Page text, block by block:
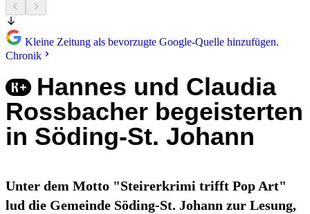
Kleine Zeitung als bevorzugte Google-Quelle hinzufügen.
Chronik
Hannes und Claudia
Rossbacher begeisterten
in Söding-St. Johann
Unter dem Motto "Steirerkrimi trifft Pop Art"
lud die Gemeinde Söding-St. Johann zur Lesung,